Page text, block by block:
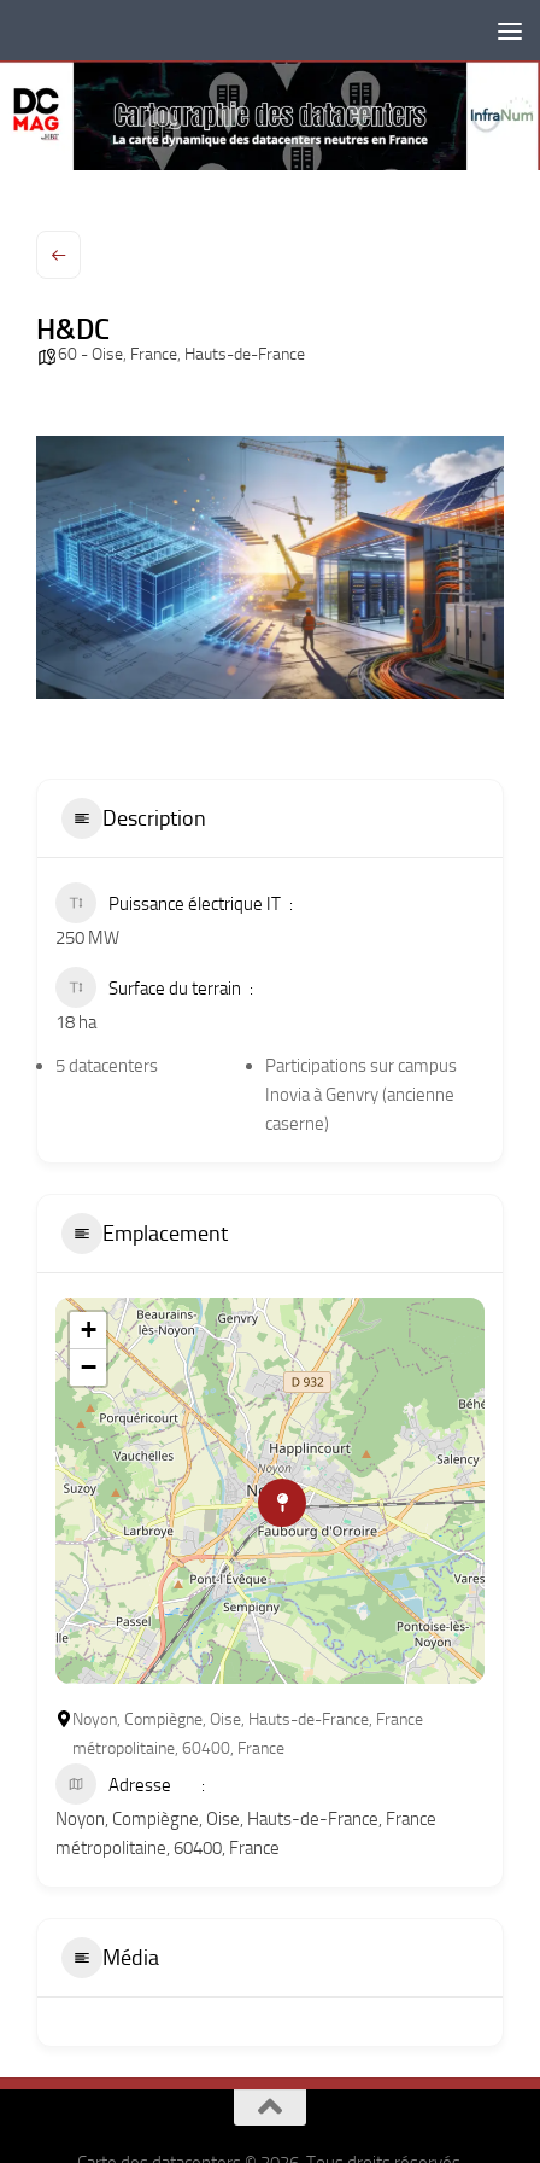
H&DC
60 - Oise, France, Hauts-de-France
Description
Puissance électrique IT
250 MW
Surface du terrain
18 ha
5 datacenters
Participations sur campus
Inovia à Genvry (ancienne
caserne)
Emplacement
+
−
Noyon, Compiègne, Oise, Hauts-de-France, France
métropolitaine, 60400, France
Adresse
Noyon, Compiègne, Oise, Hauts-de-France, France
métropolitaine, 60400, France
Média